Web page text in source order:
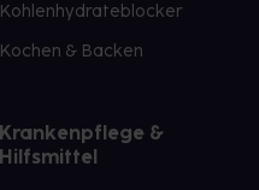
Kohlenhydrateblocker
Kochen & Backen
Krankenpflege &
Hilfsmittel